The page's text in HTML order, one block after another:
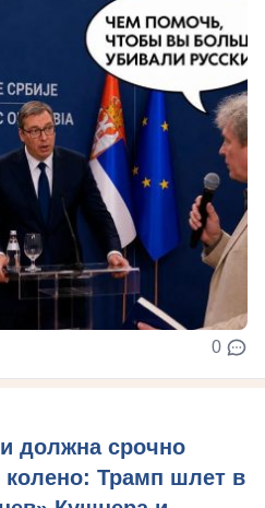
0
должна срочно
колено: Трамп шлет в